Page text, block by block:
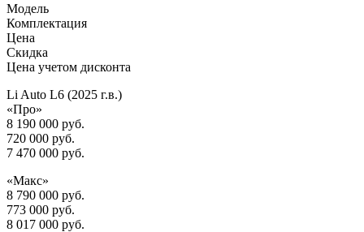
Модель
Комплектация
Цена
Скидка
Цена учетом дисконта
Li Auto L6 (2025 г.в.)
«Про»
8 190 000 руб.
720 000 руб.
7 470 000 руб.
«Макс»
8 790 000 руб.
773 000 руб.
8 017 000 руб.